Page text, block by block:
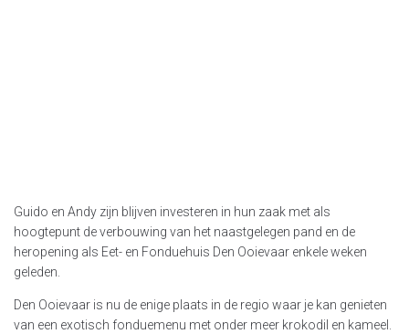
Guido en Andy zijn blijven investeren in hun zaak met als
hoogtepunt de verbouwing van het naastgelegen pand en de
heropening als Eet- en Fonduehuis Den Ooievaar enkele weken
geleden.
Den Ooievaar is nu de enige plaats in de regio waar je kan genieten
van een exotisch fonduemenu met onder meer krokodil en kameel.